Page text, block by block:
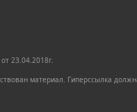
23.04.2018г.
материал. Гиперссылка